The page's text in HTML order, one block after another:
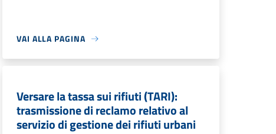
VAI ALLA PAGINA
Versare la tassa sui rifiuti (TARI):
trasmissione di reclamo relativo al
servizio di gestione dei rifiuti urbani